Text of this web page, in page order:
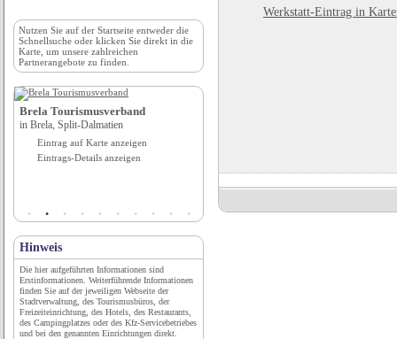
Werkstatt-Eintrag in
Nutzen Sie auf der Startseite entweder die
Schnellsuche oder klicken Sie direkt in die
Karte, um unsere zahlreichen
Partnerangebote zu finden.
Brela Tourismusverband
in Brela, Split-Dalmatien
Eintrag auf Karte anzeigen
Eintrags-Details anzeigen
Hinweis
Die hier aufgeführten Informationen sind
Erstinformationen. Weiterführende Informationen
finden Sie auf der jeweiligen Webseite der
Stadtverwaltung, des Tourismusbüros, der
Freizeiteinrichtung, des Hotels, des Restaurants,
des Campingplatzes oder des Kfz-Servicebetriebes
und bei den genannten Einrichtungen direkt.